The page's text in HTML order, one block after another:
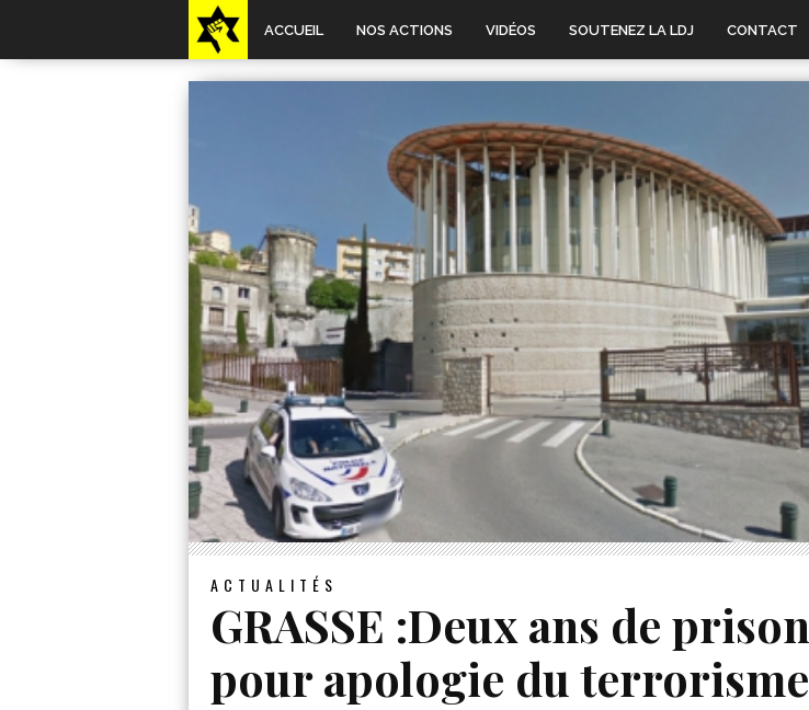
ACCUEIL NOS ACTIONS VIDÉOS SOUTENEZ LA LDJ CONTACT
ACTUALITÉS
GRASSE :Deux ans de prison
pour apologie du terrorisme